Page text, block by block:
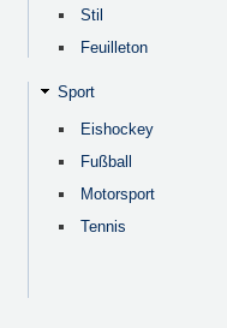
Stil
Feuilleton
Sport
Eishockey
Fußball
Motorsport
Tennis